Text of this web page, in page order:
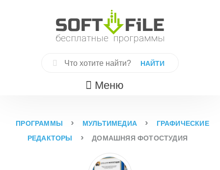
Найти:
Меню
ПРОГРАММЫ › МУЛЬТИМЕДИА ›
ГРАФИЧЕСКИЕ
РЕДАКТОРЫ
› ДОМАШНЯЯ ФОТОСТУДИЯ